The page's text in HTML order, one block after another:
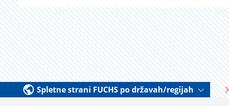
Spletne strani FUCHS po državah/regijah